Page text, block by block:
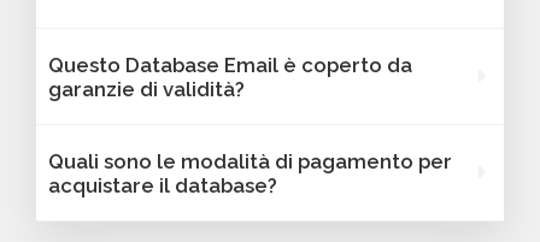
trovare dati come fatturato, numero di
dipendenti, link ai profili social e altre
e personalizzare le tue campagne B2B.
Idrosanitari e mobili bagno - commercio -
Italia possono essere filtrati in base a
(città, provincia, regione, CAP), numero di
dipendenti, fatturato, forma giuridica o altri
criteri specifici. Se online non trovi la
Questo Database Email è coperto da
garanzie di validità?
database email Idrosanitari e mobili bagno -
commercio - Italia. Se riscontri indirizzi email
non validi entro 60 giorni dall'acquisto, potrai
Quali sono le modalità di pagamento per
acquistare il database?